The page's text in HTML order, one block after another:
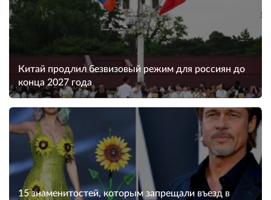
Китай продлил безвизовый режим для россиян до
конца 2027 года
15 знаменитостей, которым запрещали въезд в